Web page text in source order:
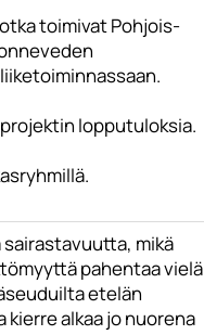
toimivat Pohjois-
lopputuloksia.
mikä
pahentaa vielä
etelän
alkaa jo nuorena